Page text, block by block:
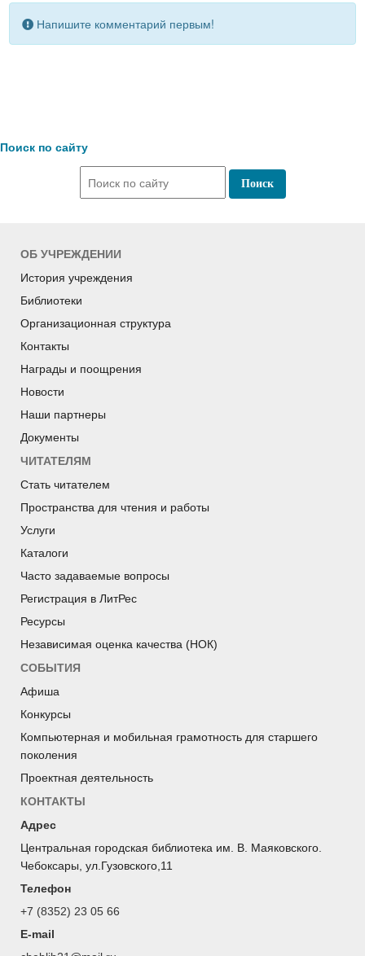
Напишите комментарий первым!
Поиск по сайту
ОБ УЧРЕЖДЕНИИ
История учреждения
Библиотеки
Организационная структура
Контакты
Награды и поощрения
Новости
Наши партнеры
Документы
ЧИТАТЕЛЯМ
Стать читателем
Пространства для чтения и работы
Услуги
Каталоги
Часто задаваемые вопросы
Регистрация в ЛитРес
Ресурсы
Независимая оценка качества (НОК)
СОБЫТИЯ
Афиша
Конкурсы
Компьютерная и мобильная грамотность для старшего
поколения
Проектная деятельность
КОНТАКТЫ
Адрес
Центральная городская библиотека им. В. Маяковского.
Чебоксары, ул.Гузовского,11
Телефон
+7 (8352) 23 05 66
E-mail